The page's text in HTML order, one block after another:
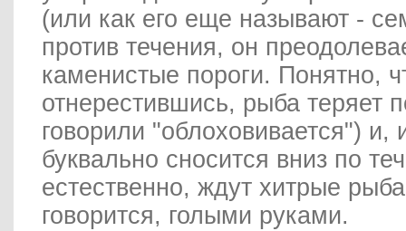
(или как его еще называют -
против течения, он
каменистые пороги. Понятно,
отнерестившись, рыба теряет
говорили "облоховивается") и,
буквально сносится вниз по
естественно, ждут хитрые
говорится, голыми руками.